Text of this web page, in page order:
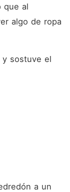
que al
algo de ropa
y sostuve el
a un